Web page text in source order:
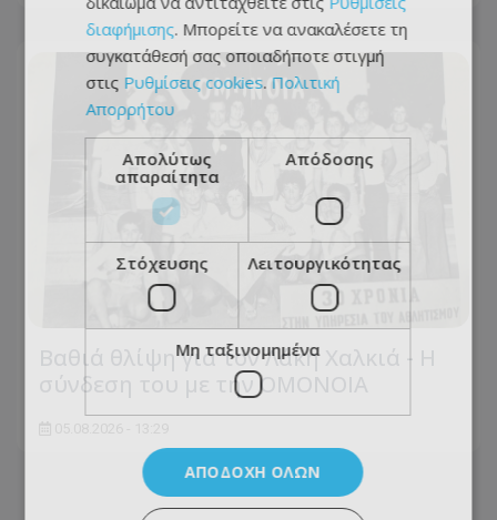
Βαθιά θλίψη για τον Λάκη Χαλκιά - Η
σύνδεση του με την ΟΜΟΝΟΙΑ
διαφήμισης. Μπορείτε να ανακαλέσετε τη
συγκατάθεσή σας οποιαδήποτε στιγμή
στις Ρυθμίσεις cookies. Πολιτική
Απορρήτου
Απολύτως
απαραίτητα
Απόδοσης
Στόχευσης Λειτουργικότητας
Μη ταξινομημένα
ΑΠΟΔΟΧΉ ΌΛΩΝ